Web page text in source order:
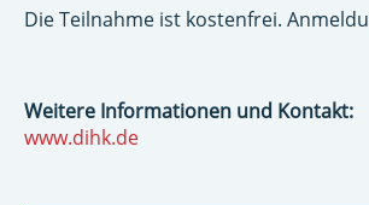
Die Teilnahme ist kostenfrei.
Weitere Informationen und Kontakt:
www.dihk.de